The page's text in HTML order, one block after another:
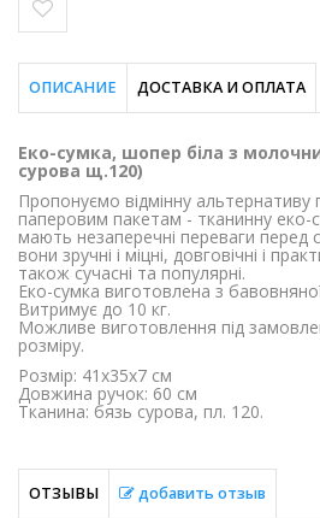
ОПИСАНИЕ ДОСТАВКА И ОПЛАТА
Еко-сумка, шопер біла з
сурова щ.120)
Пропонуємо відмінну альтернативу
паперовим пакетам - тканинну еко-
мають незаперечні переваги перед
вони зручні і міцні, довговічні і
також сучасні та популярні.
Еко-сумка виготовлена з
Витримує до 10 кг.
Можливе виготовлення під
розміру.
Розмір: 41х35х7 см
Довжина ручок: 60 см
Тканина: бязь сурова, пл. 120.
ОТЗЫВЫ добавить отзыв